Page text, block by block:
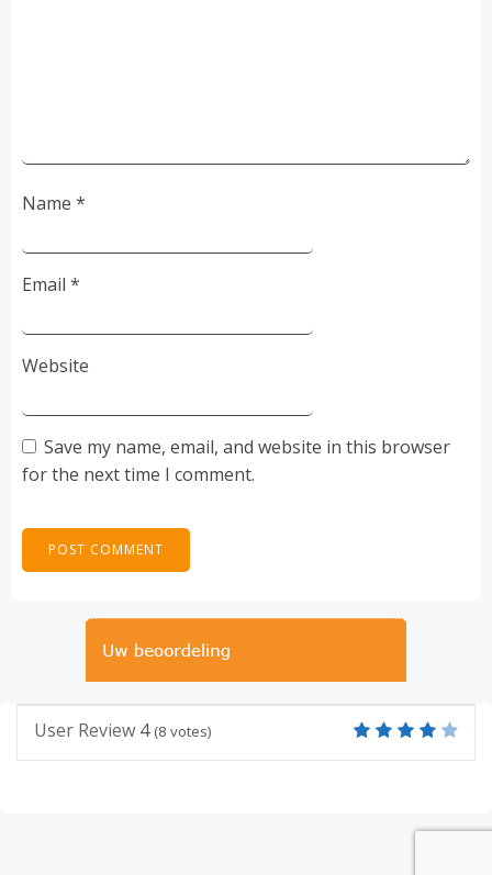
Name *
Email *
Website
Save my name, email, and website in this browser
for the next time I comment.
User Review 4 (8 votes)